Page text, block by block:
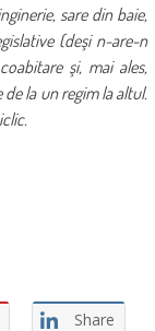
sare din baie,
(deşi n-are-n
şi, mai ales,
la un regim la altul.
Share